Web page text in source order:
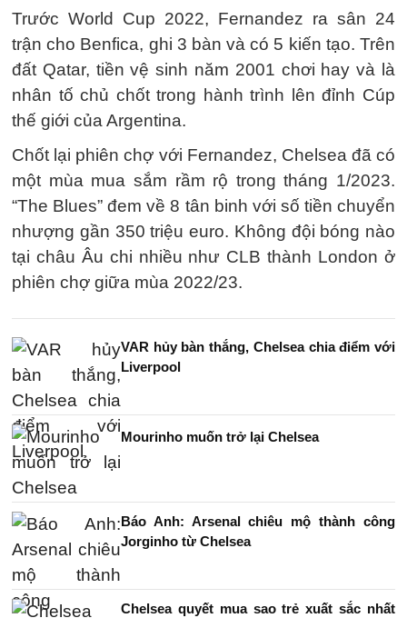
Trước World Cup 2022, Fernandez ra sân 24
trận cho Benfica, ghi 3 bàn và có 5 kiến tạo. Trên
đất Qatar, tiền vệ sinh năm 2001 chơi hay và là
nhân tố chủ chốt trong hành trình lên đỉnh Cúp
thế giới của Argentina.
Chốt lại phiên chợ với Fernandez, Chelsea đã có
một mùa mua sắm rầm rộ trong tháng 1/2023.
“The Blues” đem về 8 tân binh với số tiền chuyển
nhượng gần 350 triệu euro. Không đội bóng nào
tại châu Âu chi nhiều như CLB thành London ở
phiên chợ giữa mùa 2022/23.
VAR hủy bàn thắng, Chelsea chia điểm với
Liverpool
Mourinho muốn trở lại Chelsea
Báo Anh: Arsenal chiêu mộ thành công
Jorginho từ Chelsea
Chelsea quyết mua sao trẻ xuất sắc nhất